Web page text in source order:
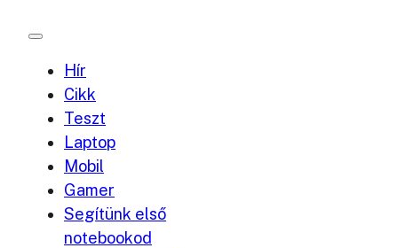
Hír
Cikk
Teszt
Laptop
Mobil
Gamer
Segítünk első
notebookod